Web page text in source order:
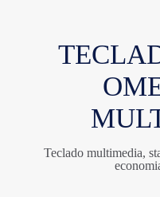
Teclado multimedia,